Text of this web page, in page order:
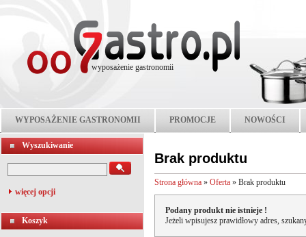
wyposażenie gastronomii
WYPOSAŻENIE GASTRONOMII PROMOCJE NOWOŚCI
Wyszukiwanie
więcej opcji
Koszyk
Brak produktu
Strona główna » Oferta » Brak produktu
Podany produkt nie istnieje !
Jeżeli wpisujesz prawidłowy adres,